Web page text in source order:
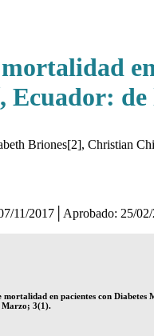
Briones[2], Christian
2017│Aprobado: 25/02/
en pacientes con Diabetes
Marzo; 3(1).